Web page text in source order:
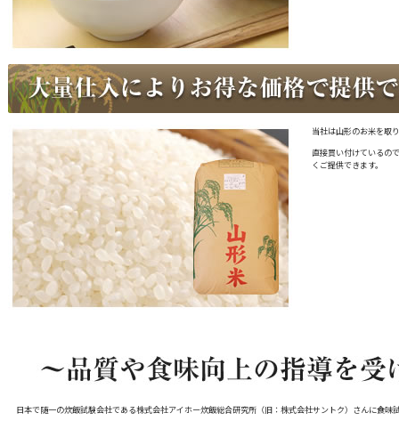
当社は山形のお米を取
直接買い付けているの
くご提供できます。
日本で随一の炊飯試験会社である株式会社アイホー炊飯総合研究所（旧：株式会社サントク）さんに食味